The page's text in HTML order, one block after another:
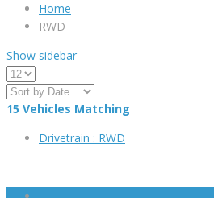
Home
RWD
Show sidebar
15 Vehicles Matching
Drivetrain : RWD